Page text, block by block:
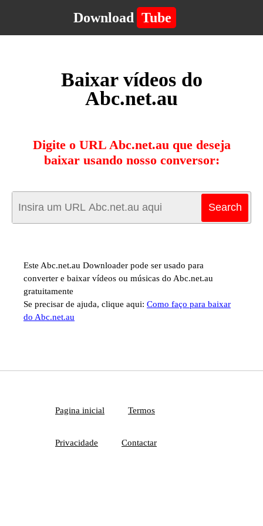
Download Tube
Baixar vídeos do
Abc.net.au
Digite o URL Abc.net.au que deseja
baixar usando nosso conversor:
Este Abc.net.au Downloader pode ser usado para
converter e baixar vídeos ou músicas do Abc.net.au
gratuitamente
Se precisar de ajuda, clique aqui: Como faço para baixar
do Abc.net.au
Pagina inicial Termos
Privacidade Contactar